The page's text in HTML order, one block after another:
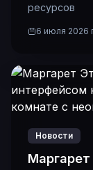
ресурсов
6 июля 2026
Новости